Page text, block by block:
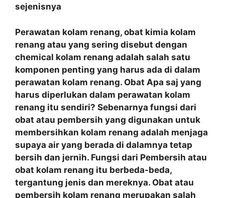
sejenisnya
Perawatan kolam renang, obat kimia kolam
renang atau yang sering disebut dengan
chemical kolam renang adalah salah satu
komponen penting yang harus ada di dalam
perawatan kolam renang. Obat Apa saj yang
harus diperlukan dalam perawatan kolam
renang itu sendiri? Sebenarnya fungsi dari
obat atau pembersih yang digunakan untuk
membersihkan kolam renang adalah menjaga
supaya air yang berada di dalamnya tetap
bersih dan jernih. Fungsi dari Pembersih atau
obat kolam renang itu berbeda-beda,
tergantung jenis dan mereknya. Obat atau
pembersih kolam renang merupakan salah